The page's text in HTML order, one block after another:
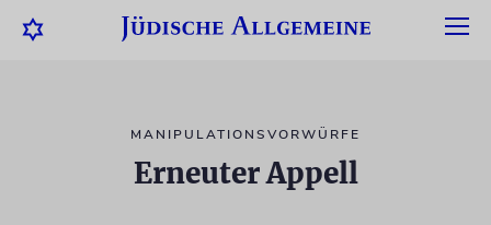
MANIPULATIONSVORWÜRFE
Erneuter Appell